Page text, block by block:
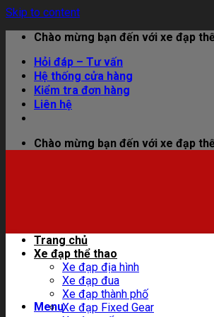
Skip to content
Chào mừng bạn đến với xe đạp
Hỏi đáp – Tư vấn
Hệ thống cửa hàng
Kiểm tra đơn hàng
Liên hệ
Chào mừng bạn đến với xe đạp
Menu
Trang chủ
Xe đạp thể thao
Xe đạp địa hình
Xe đạp đua
Xe đạp thành phố
Xe đạp Fixed Gear